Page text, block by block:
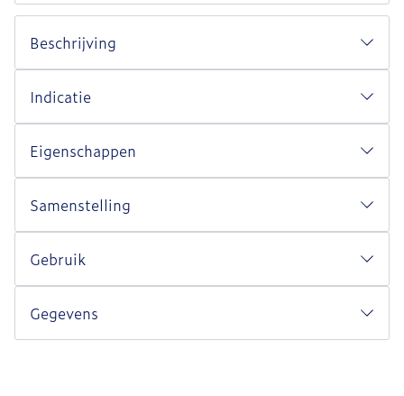
Beschrijving
Indicatie
Eigenschappen
Samenstelling
Gebruik
Gegevens